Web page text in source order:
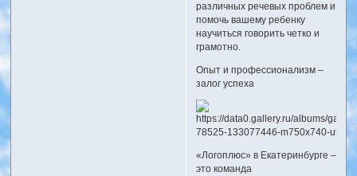
различных речевых проблем и
помочь вашему ребенку
научиться говорить четко и
грамотно.
Опыт и профессионализм –
залог успеха
«Логоплюс» в Екатеринбурге –
это команда